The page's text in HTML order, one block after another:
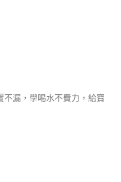
不漏，學喝水不費力，給寶